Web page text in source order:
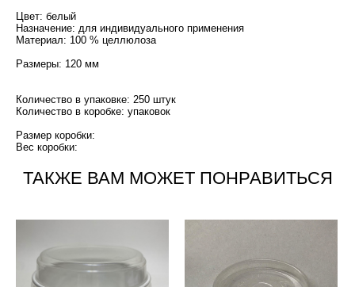
Цвет: белый
Назначение: для индивидуального применения
Материал: 100 % целлюлоза
Размеры: 120 мм
Количество в упаковке: 250 штук
Количество в коробке: упаковок
Размер коробки:
Вес коробки:
ТАКЖЕ ВАМ МОЖЕТ ПОНРАВИТЬСЯ